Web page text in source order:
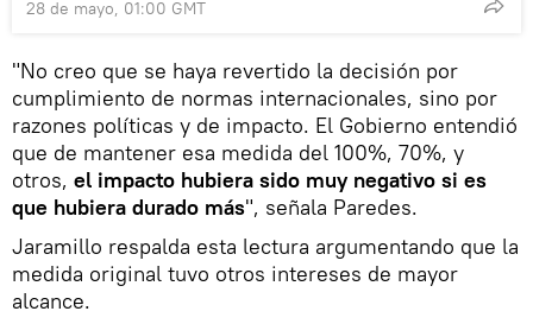
28 de mayo, 01:00 GMT
"No creo que se haya revertido la decisión por
cumplimiento de normas internacionales, sino por
razones políticas y de impacto. El Gobierno entendió
que de mantener esa medida del 100%, 70%, y
otros, el impacto hubiera sido muy negativo si es
que hubiera durado más", señala Paredes.
Jaramillo respalda esta lectura argumentando que la
medida original tuvo otros intereses de mayor
alcance.